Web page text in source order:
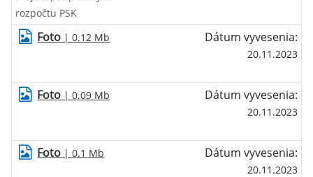
rozpočtu PSK
Foto | 0.12 Mb Dátum vyvesenia:
20.11.2023
Foto | 0.09 Mb Dátum vyvesenia:
20.11.2023
Foto | 0.1 Mb Dátum vyvesenia:
20.11.2023